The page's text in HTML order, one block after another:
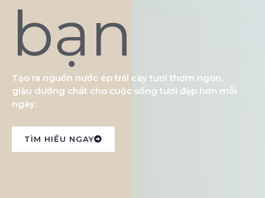
bạn
Tạo ra nguồn nước ép trái cây tươi thơm ngon,
giàu dưỡng chất cho cuộc sống tươi đẹp hơn mỗi
ngày.
TÌM HIỂU NGAY